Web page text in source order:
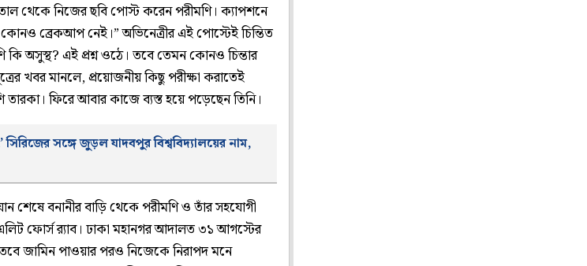
থেকে নিজের ছবি পোস্ট করেন পরীমণি। ক্যাপশনে
ব্রেকআপ নেই।” অভিনেত্রীর এই পোস্টেই চিন্তিত
কি অসুস্থ? এই প্রশ্ন ওঠে। তবে তেমন কোনও চিন্তার
খবর মানলে, প্রয়োজনীয় কিছু পরীক্ষা করাতেই
তারকা। ফিরে আবার কাজে ব্যস্ত হয়ে পড়েছেন তিনি।
সঙ্গে জুড়ল যাদবপুর বিশ্ববিদ্যালয়ের নাম,
শেষে বনানীর বাড়ি থেকে পরীমণি ও তাঁর সহযোগী
ফোর্স র‍্যাব। ঢাকা মহানগর আদালত ৩১ আগস্টের
জামিন পাওয়ার পরও নিজেকে নিরাপদ মনে